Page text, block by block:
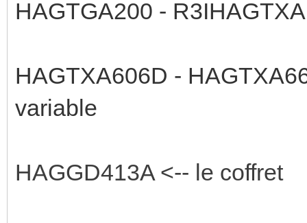
HAGTGA200 -
HAGTXA606D -
variable
HAGGD413A <-- le coffret